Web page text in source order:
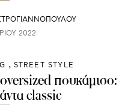
2022
STREET STYLE
πουκάμισο:
classic